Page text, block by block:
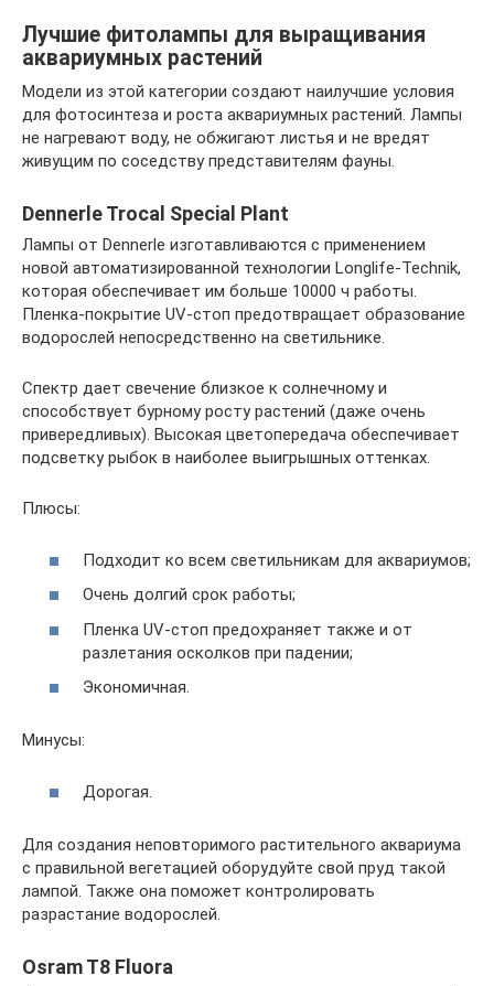
Лучшие фитолампы для выращивания
аквариумных растений
Модели из этой категории создают наилучшие условия
для фотосинтеза и роста аквариумных растений. Лампы
не нагревают воду, не обжигают листья и не вредят
живущим по соседству представителям фауны.
Dennerle Trocal Special Plant
Лампы от Dennerle изготавливаются с применением
новой автоматизированной технологии Longlife-Technik,
которая обеспечивает им больше 10000 ч работы.
Пленка-покрытие UV-стоп предотвращает образование
водорослей непосредственно на светильнике.
Спектр дает свечение близкое к солнечному и
способствует бурному росту растений (даже очень
привередливых). Высокая цветопередача обеспечивает
подсветку рыбок в наиболее выигрышных оттенках.
Плюсы:
Подходит ко всем светильникам для аквариумов;
Очень долгий срок работы;
Пленка UV-стоп предохраняет также и от
разлетания осколков при падении;
Экономичная.
Минусы:
Дорогая.
Для создания неповторимого растительного аквариума
с правильной вегетацией оборудуйте свой пруд такой
лампой. Также она поможет контролировать
разрастание водорослей.
Osram T8 Fluora